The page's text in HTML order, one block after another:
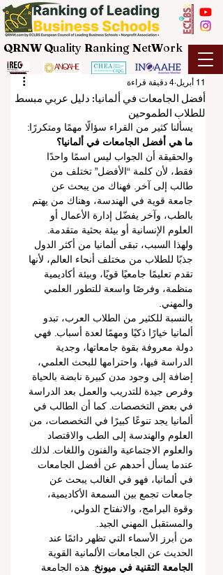
QRNW Quality Ranking NetWork
أفضل الجامعات في ألمانيا: دليل عربي مبسط
للطلاب الطموحين
11 أبريل 4 دقيقة قراءة
يسألنا كثير من القراء سؤالًا مهمًا ومتكررًا:
ما هي أفضل الجامعات في ألمانيا؟
والحقيقة أن الجواب ليس اسمًا واحدًا
فقط، لأن كلمة “الأفضل” تختلف من
طالب إلى آخر. فهناك من يبحث عن
جامعة قوية في الهندسة، وهناك من يهتم
بالطب، وآخر يفضّل إدارة الأعمال أو
العلوم الإنسانية أو بيئة بحثية متقدمة.
ولهذا السبب، تبقى ألمانيا من أكثر الدول
جذبًا للطلاب من مختلف أنحاء العالم، لأنها
تقدم تعليمًا جامعيًا قويًا، وبيئة أكاديمية
منظمة، وفرصًا واسعة للتطور العلمي
والمهني.
بالنسبة للكثير من الطلاب العرب، تبدو
ألمانيا خيارًا ذكيًا ومهمًا لعدة أسباب. فهي
دولة معروفة بقوة جامعاتها، وجدية
الدراسة فيها، واحترامها للبحث العلمي،
إضافة إلى وجود مدن كبيرة نابضة بالحياة
وفرص جيدة للتدريب والعمل بعد الدراسة
في بعض التخصصات. كما أن الطالب في
ألمانيا يجد تنوعًا كبيرًا في التخصصات، من
العلوم والهندسة إلى الطب والاقتصاد
والعلوم الاجتماعية والفنون واللغات. لذلك
عندما يسأل أحدهم عن أفضل الجامعات
في ألمانيا، فهو في الغالب يبحث عن
جامعات تجمع بين السمعة الأكاديمية،
وقوة البرامج، والانفتاح الدولي،
والمستقبل المهني الجيد.
من أبرز الأسماء التي تظهر دائمًا عند
الحديث عن الجامعات الألمانية القوية
الجامعة التقنية في ميونخ . هذه الجامعة